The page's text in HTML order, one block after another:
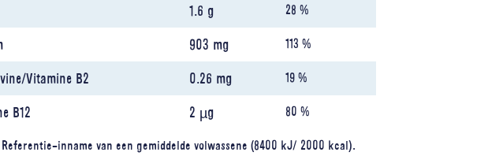
1.6 g 28 %
903 mg 113 %
Vitamine B2 0.26 mg 19 %
B12 2 µg 80 %
inname van een gemiddelde volwassene (8400 kJ/ 2000 kcal).